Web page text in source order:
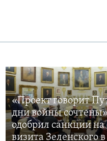
«Проект говорит
дни войны
одобрил санкции на
визита Зеленского